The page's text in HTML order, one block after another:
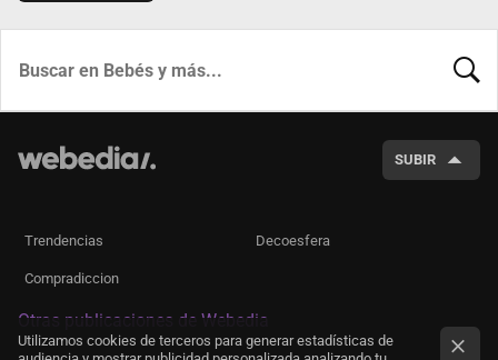
SUBIR
Trendencias Decoesfera
Compradiccion
Otras publicaciones de Webedia
Utilizamos cookies de terceros para generar estadísticas de